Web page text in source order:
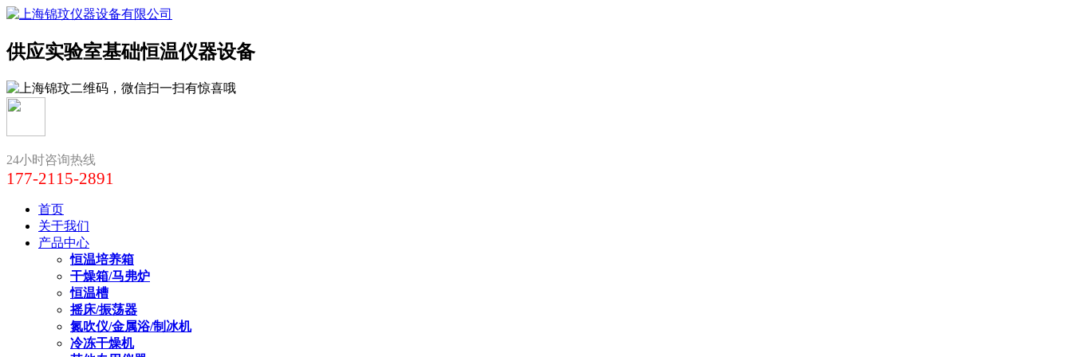
供应实验室基础恒温仪器设备
24小时咨询热线
177-2115-2891
首页
关于我们
产品中心
恒温培养箱
干燥箱/马弗炉
恒温槽
摇床/振荡器
氮吹仪/金属浴/制冰机
冷冻干燥机